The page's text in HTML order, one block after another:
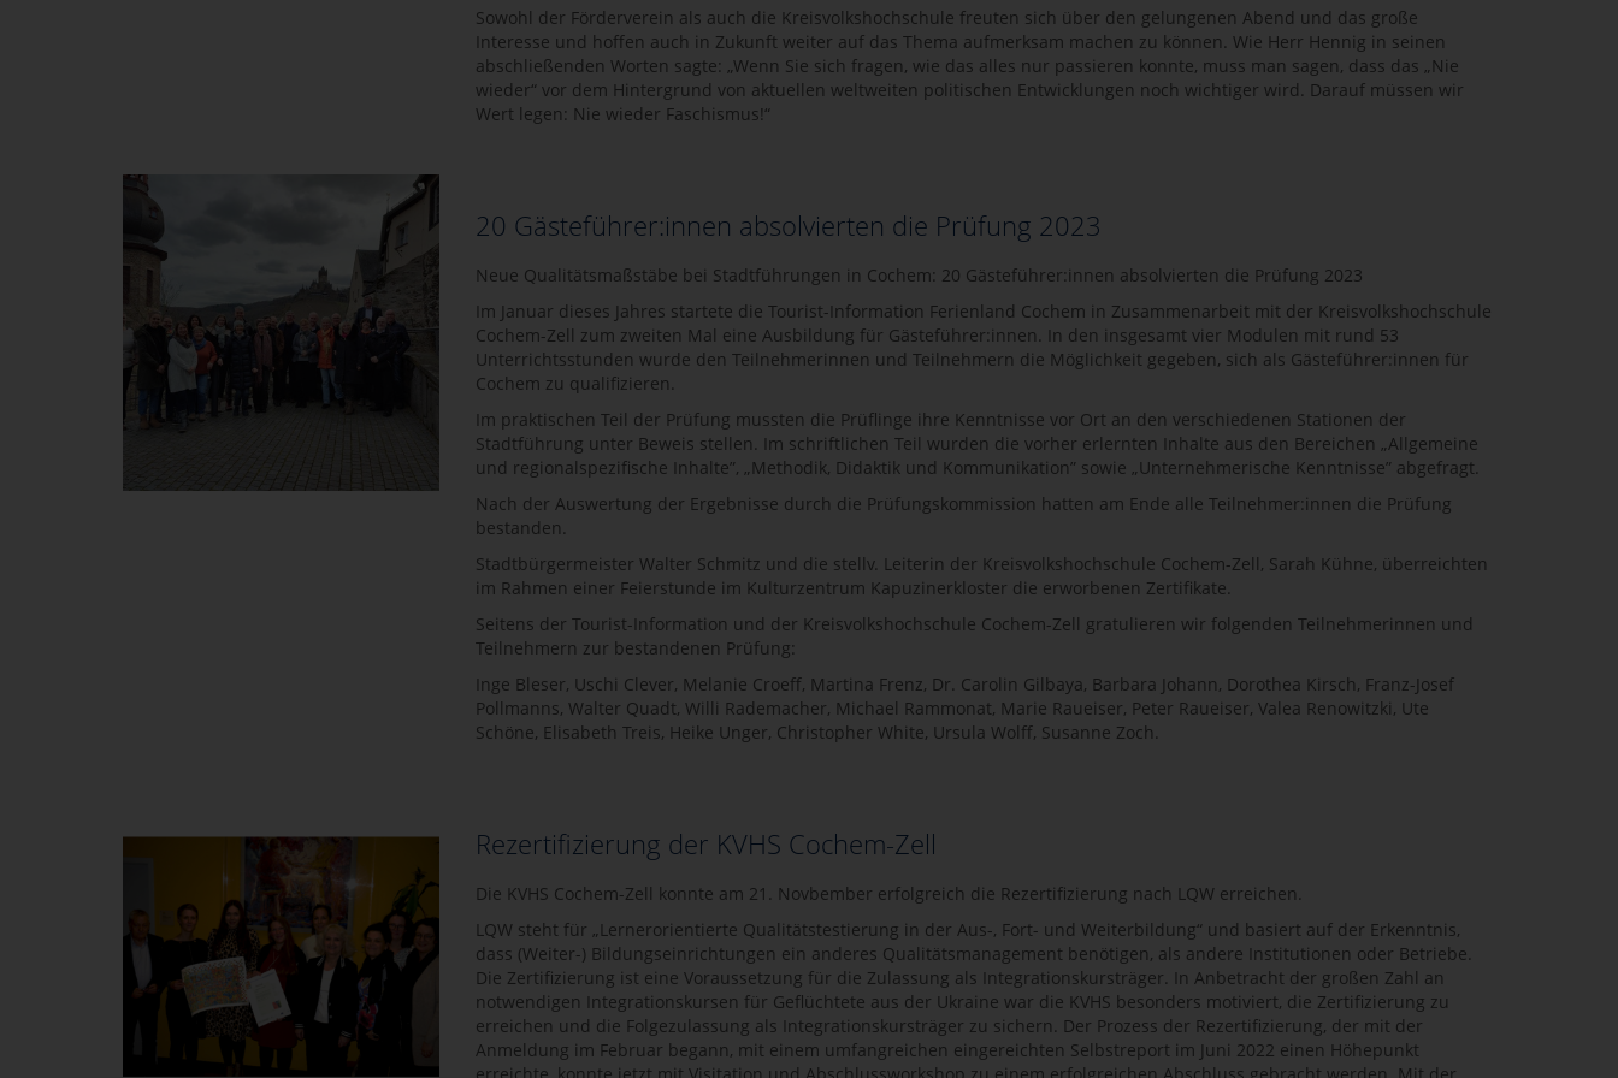
Sowohl der Förderverein als auch die Kreisvolkshochschule freuten sich über den gelungenen Abend und das große
Interesse und hoffen auch in Zukunft weiter auf das Thema aufmerksam machen zu können. Wie Herr Hennig in seinen
abschließenden Worten sagte: „Wenn Sie sich fragen, wie das alles nur passieren konnte, muss man sagen, dass das „Nie
wieder“ vor dem Hintergrund von aktuellen weltweiten politischen Entwicklungen noch wichtiger wird. Darauf müssen wir
Wert legen: Nie wieder Faschismus!“
20 Gästeführer:innen absolvierten die Prüfung 2023
Neue Qualitätsmaßstäbe bei Stadtführungen in Cochem: 20 Gästeführer:innen absolvierten die Prüfung 2023
Im Januar dieses Jahres startete die Tourist-Information Ferienland Cochem in Zusammenarbeit mit der Kreisvolkshochschule
Cochem-Zell zum zweiten Mal eine Ausbildung für Gästeführer:innen. In den insgesamt vier Modulen mit rund 53
Unterrichtsstunden wurde den Teilnehmerinnen und Teilnehmern die Möglichkeit gegeben, sich als Gästeführer:innen für
Cochem zu qualifizieren.
Im praktischen Teil der Prüfung mussten die Prüflinge ihre Kenntnisse vor Ort an den verschiedenen Stationen der
Stadtführung unter Beweis stellen. Im schriftlichen Teil wurden die vorher erlernten Inhalte aus den Bereichen „Allgemeine
und regionalspezifische Inhalte”, „Methodik, Didaktik und Kommunikation” sowie „Unternehmerische Kenntnisse” abgefragt.
Nach der Auswertung der Ergebnisse durch die Prüfungskommission hatten am Ende alle Teilnehmer:innen die Prüfung
bestanden.
Stadtbürgermeister Walter Schmitz und die stellv. Leiterin der Kreisvolkshochschule Cochem-Zell, Sarah Kühne, überreichten
im Rahmen einer Feierstunde im Kulturzentrum Kapuzinerkloster die erworbenen Zertifikate.
Seitens der Tourist-Information und der Kreisvolkshochschule Cochem-Zell gratulieren wir folgenden Teilnehmerinnen und
Teilnehmern zur bestandenen Prüfung:
Inge Bleser, Uschi Clever, Melanie Croeff, Martina Frenz, Dr. Carolin Gilbaya, Barbara Johann, Dorothea Kirsch, Franz-Josef
Pollmanns, Walter Quadt, Willi Rademacher, Michael Rammonat, Marie Raueiser, Peter Raueiser, Valea Renowitzki, Ute
Schöne, Elisabeth Treis, Heike Unger, Christopher White, Ursula Wolff, Susanne Zoch.
Rezertifizierung der KVHS Cochem-Zell
Die KVHS Cochem-Zell konnte am 21. Novbember erfolgreich die Rezertifizierung nach LQW erreichen.
LQW steht für „Lernerorientierte Qualitätstestierung in der Aus-, Fort- und Weiterbildung“ und basiert auf der Erkenntnis,
dass (Weiter-) Bildungseinrichtungen ein anderes Qualitätsmanagement benötigen, als andere Institutionen oder Betriebe.
Die Zertifizierung ist eine Voraussetzung für die Zulassung als Integrationskursträger. In Anbetracht der großen Zahl an
notwendigen Integrationskursen für Geflüchtete aus der Ukraine war die KVHS besonders motiviert, die Zertifizierung zu
erreichen und die Folgezulassung als Integrationskursträger zu sichern. Der Prozess der Rezertifizierung, der mit der
Anmeldung im Februar begann, mit einem umfangreichen eingereichten Selbstreport im Juni 2022 einen Höhepunkt